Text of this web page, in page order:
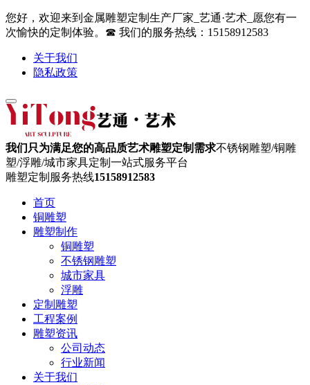
您好，欢迎来到金属雕塑定制生产厂家_艺通·艺术_愿您有一
次愉快的定制体验。☎ 我们的服务热线：15158912583
关于我们
隐私政策
我们只为满足您的高品质艺术雕塑定制需求不锈钢雕塑/铜雕
塑/浮雕/城市家具定制一站式服务平台
雕塑定制服务热线15158912583
首页
铜雕塑
雕塑制作
铜雕塑
不锈钢雕塑
城市家具
浮雕
定制雕塑
工程案例
雕塑资讯
公司动态
行业新闻
关于我们